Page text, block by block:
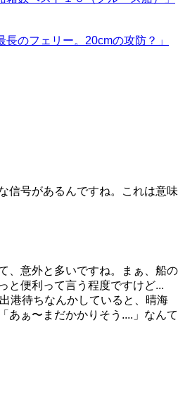
のフェリー。20cmの攻防？」
信号があるんですね。これは意味
、意外と多いですね。まぁ、船の
と便利って言う程度ですけど...
港待ちなんかしていると、晴海
あぁ〜まだかかりそう....」なんて